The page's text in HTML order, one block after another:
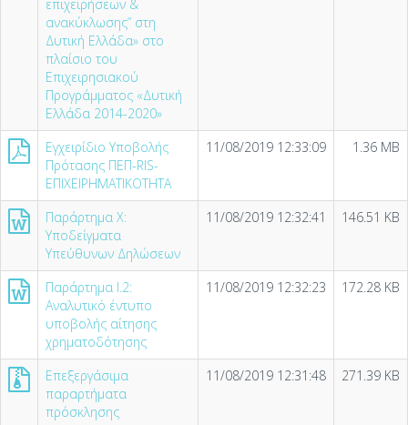
επιχειρήσεων &
ανακύκλωσης” στη
Δυτική Ελλάδα» στο
πλαίσιο του
Επιχειρησιακού
Προγράμματος «Δυτική
Ελλάδα 2014-2020»
Εγχειρίδιο Υποβολής
Πρότασης ΠΕΠ-RIS-
ΕΠΙΧΕΙΡΗΜΑΤΙΚΟΤΗΤΑ
11/08/2019 12:33:09 1.36 MB
Παράρτημα X:
Υποδείγματα
Υπεύθυνων Δηλώσεων
11/08/2019 12:32:41 146.51 KB
Παράρτημα I.2:
Αναλυτικό έντυπο
υποβολής αίτησης
χρηματοδότησης
11/08/2019 12:32:23 172.28 KB
Επεξεργάσιμα
παραρτήματα
πρόσκλησης
11/08/2019 12:31:48 271.39 KB